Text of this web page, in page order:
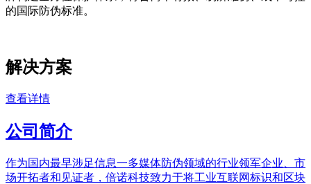
的国际防伪标准。
解决方案
查看详情
公司简介
作为国内最早涉足信息一多媒体防伪领域的行业领军企业、市
场开拓者和见证者，倍诺科技致力于将工业互联网标识和区块